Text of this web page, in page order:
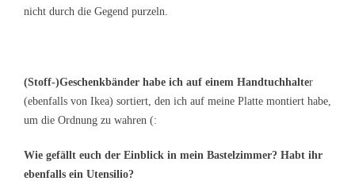
nicht durch die Gegend purzeln.
(Stoff-)Geschenkbänder habe ich auf einem Handtuchhalter
(ebenfalls von Ikea) sortiert, den ich auf meine Platte montiert habe,
um die Ordnung zu wahren (:
Wie gefällt euch der Einblick in mein Bastelzimmer? Habt ihr
ebenfalls ein Utensilio?